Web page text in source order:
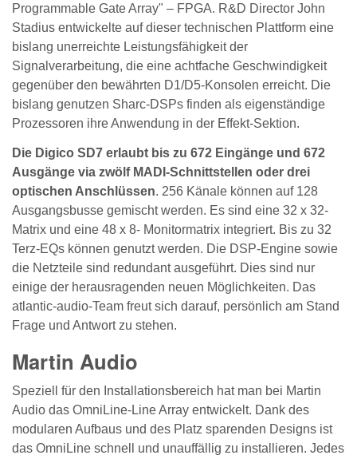
Programmable Gate Array" – FPGA. R&D Director John
Stadius entwickelte auf dieser technischen Plattform eine
bislang unerreichte Leistungsfähigkeit der
Signalverarbeitung, die eine achtfache Geschwindigkeit
gegenüber den bewährten D1/D5-Konsolen erreicht. Die
bislang genutzen Sharc-DSPs finden als eigenständige
Prozessoren ihre Anwendung in der Effekt-Sektion.
Die Digico SD7 erlaubt bis zu 672 Eingänge und 672
Ausgänge via zwölf MADI-Schnittstellen oder drei
optischen Anschlüssen. 256 Känale können auf 128
Ausgangsbusse gemischt werden. Es sind eine 32 x 32-
Matrix und eine 48 x 8- Monitormatrix integriert. Bis zu 32
Terz-EQs können genutzt werden. Die DSP-Engine sowie
die Netzteile sind redundant ausgeführt. Dies sind nur
einige der herausragenden neuen Möglichkeiten. Das
atlantic-audio-Team freut sich darauf, persönlich am Stand
Frage und Antwort zu stehen.
Martin Audio
Speziell für den Installationsbereich hat man bei Martin
Audio das OmniLine-Line Array entwickelt. Dank des
modularen Aufbaus und des Platz sparenden Designs ist
das OmniLine schnell und unauffällig zu installieren. Jedes